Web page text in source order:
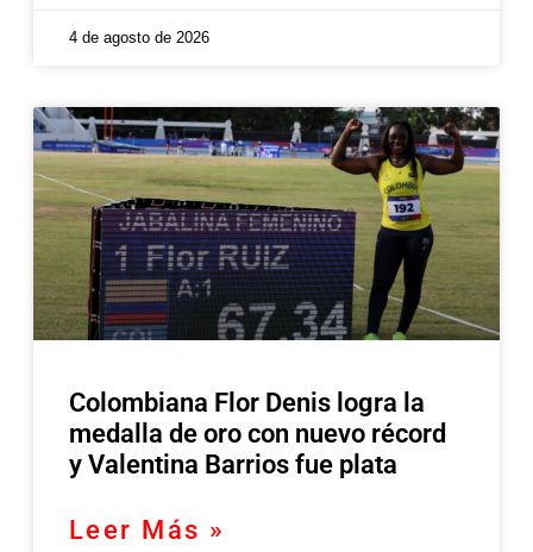
4 de agosto de 2026
Colombiana Flor Denis logra la
medalla de oro con nuevo récord
y Valentina Barrios fue plata
Leer Más »